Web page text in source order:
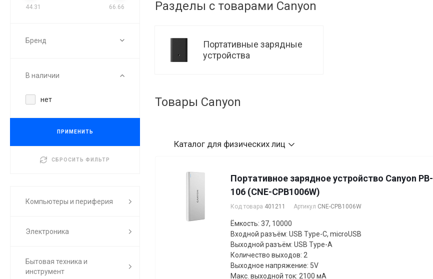
44.31 66.66
Бренд
В наличии
нет
ПРИМЕНИТЬ
СБРОСИТЬ ФИЛЬТР
Компьютеры и периферия
Электроника
Бытовая техника и
инструмент
Разделы с товарами Canyon
Портативные зарядные
устройства
Товары Canyon
Каталог для физических лиц
Портативное зарядное устройство Canyon PB-
106 (CNE-CPB1006W)
Код товара 401211 Артикул CNE-CPB1006W
Ёмкость: 37, 10000
Входной разъём: USB Type-C, microUSB
Выходной разъём: USB Type-A
Количество выходов: 2
Выходное напряжение: 5V
Макс. выходной ток: 2100 мА